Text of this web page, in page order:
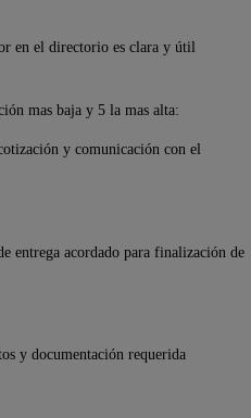
en el directorio es clara y útil
mas baja y 5 la mas alta:
y comunicación con el
entrega acordado para finalización de
y documentación requerida